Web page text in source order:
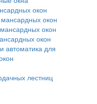
окон
окон
окон
окон
автоматика для
лестниц